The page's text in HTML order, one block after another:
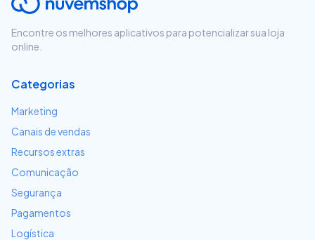
Encontre os melhores aplicativos para potencializar sua loja
online.
Categorias
Marketing
Canais de vendas
Recursos extras
Comunicação
Segurança
Pagamentos
Logística